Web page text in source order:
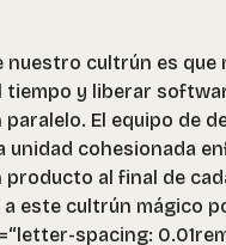
nuestro cultrún es que
tiempo y liberar
paralelo. El equipo de
unidad cohesionada
producto al final de
a este cultrún mágico
spacing: